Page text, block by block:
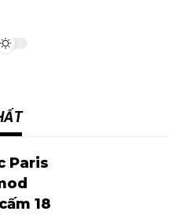
Paris
18